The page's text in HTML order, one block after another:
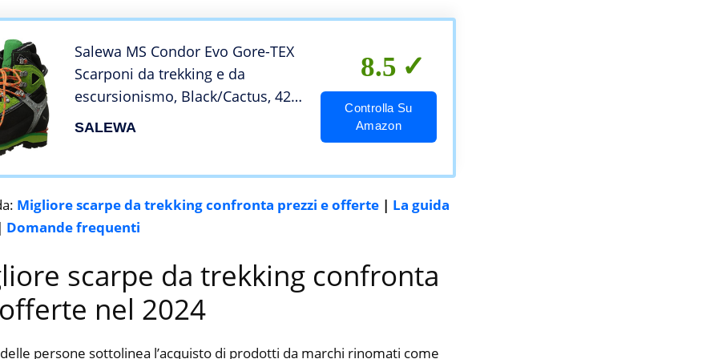
Salewa MS Condor Evo Gore-TEX
Scarponi da trekking e da
escursionismo, Black/Cactus, 42
EU
SALEWA
8.5
Controlla Su
Amazon
Migliore scarpe da trekking confronta prezzi e offerte | La guida
Domande frequenti
scarpe da trekking confronta
nel 2024
persone sottolinea l’acquisto di prodotti da marchi rinomati come